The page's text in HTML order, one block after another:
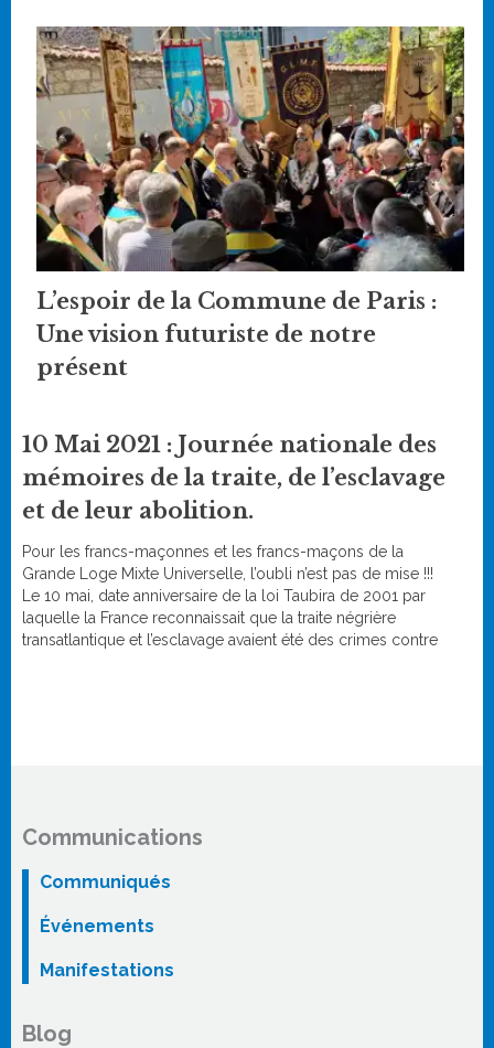
L’espoir de la Commune de Paris :
Une vision futuriste de notre
présent
10 Mai 2021 : Journée nationale des
mémoires de la traite, de l’esclavage
et de leur abolition.
Pour les francs-maçonnes et les francs-maçons de la
Grande Loge Mixte Universelle, l’oubli n’est pas de mise !!!
Le 10 mai, date anniversaire de la loi Taubira de 2001 par
laquelle la France reconnaissait que la traite négrière
transatlantique et l’esclavage avaient été des crimes contre
Communications
Communiqués
Événements
Manifestations
Blog